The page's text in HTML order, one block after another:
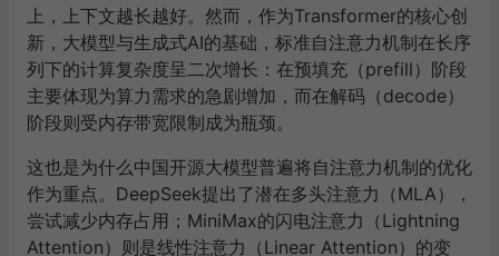
上，上下文越长越好。然而，作为Transformer的核心创
新，大模型与生成式AI的基础，标准自注意力机制在长序
列下的计算复杂度呈二次增长：在预填充（prefill）阶段
主要体现为算力需求的急剧增加，而在解码（decode）
阶段则受内存带宽限制成为瓶颈。
这也是为什么中国开源大模型普遍将自注意力机制的优化
作为重点。 DeepSeek提出了潜在多头注意力（MLA），
尝试减少内存占用； MiniMax的闪电注意力（Lightning
Attention）则是线性注意力（Linear Attention）的变